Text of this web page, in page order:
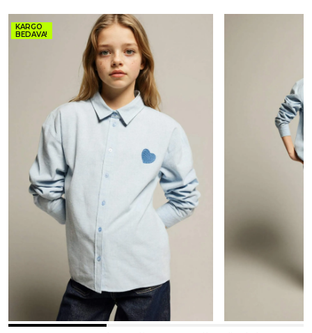
KARGO
BEDAVA!